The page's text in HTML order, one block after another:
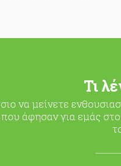
Τι
να μείνετε
άφησαν για εμάς στο